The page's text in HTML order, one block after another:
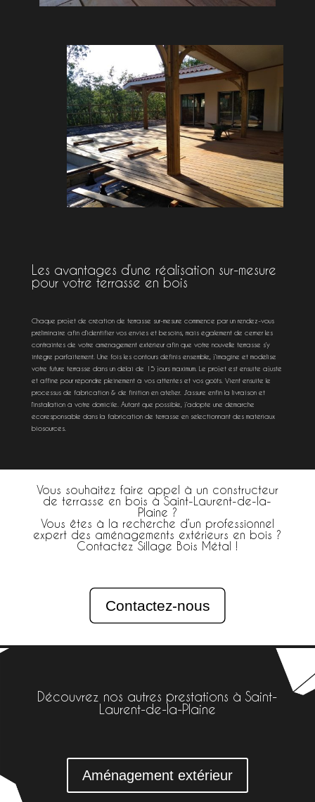
Les avantages d’une réalisation sur-mesure
pour votre terrasse en bois
Chaque projet de création de terrasse sur-mesure commence par un rendez-vous
préliminaire afin d’identifier vos envies et besoins, mais également de cerner les
contraintes de votre aménagement extérieur afin que votre nouvelle terrasse s’y
intègre parfaitement. Une fois les contours définis ensemble, j’imagine et modélise
votre future terrasse dans un délai de 15 jours maximum. Le projet est ensuite ajusté
et affiné pour répondre pleinement à vos attentes et vos goûts. Vient ensuite le
processus de fabrication & de finition en atelier. J’assure enfin la livraison et
l’installation à votre domicile. Autant que possible, j’adopte une démarche
écoresponsable dans la fabrication de terrasse en sélectionnant des matériaux
biosourcés.
Vous souhaitez faire appel à un constructeur
de terrasse en bois à Saint-Laurent-de-la-
Plaine ?
Vous êtes à la recherche d’un professionnel
expert des aménagements extérieurs en bois ?
Contactez Sillage Bois Métal !
Contactez-nous
Découvrez nos autres prestations à Saint-
Laurent-de-la-Plaine
Aménagement extérieur